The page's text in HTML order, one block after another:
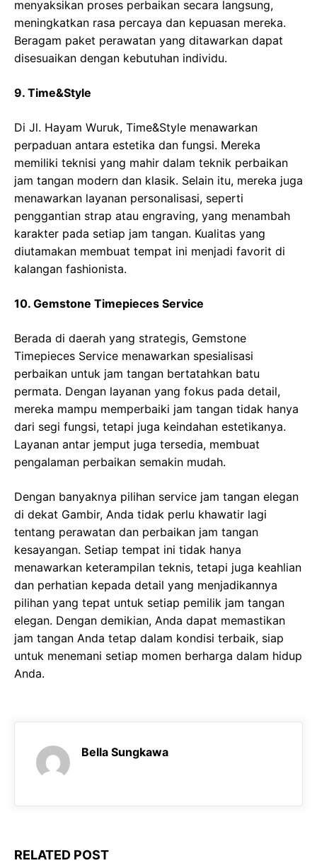
menyaksikan proses perbaikan secara langsung,
meningkatkan rasa percaya dan kepuasan mereka.
Beragam paket perawatan yang ditawarkan dapat
disesuaikan dengan kebutuhan individu.
9. Time&Style
Di Jl. Hayam Wuruk, Time&Style menawarkan
perpaduan antara estetika dan fungsi. Mereka
memiliki teknisi yang mahir dalam teknik perbaikan
jam tangan modern dan klasik. Selain itu, mereka juga
menawarkan layanan personalisasi, seperti
penggantian strap atau engraving, yang menambah
karakter pada setiap jam tangan. Kualitas yang
diutamakan membuat tempat ini menjadi favorit di
kalangan fashionista.
10. Gemstone Timepieces Service
Berada di daerah yang strategis, Gemstone
Timepieces Service menawarkan spesialisasi
perbaikan untuk jam tangan bertatahkan batu
permata. Dengan layanan yang fokus pada detail,
mereka mampu memperbaiki jam tangan tidak hanya
dari segi fungsi, tetapi juga keindahan estetikanya.
Layanan antar jemput juga tersedia, membuat
pengalaman perbaikan semakin mudah.
Dengan banyaknya pilihan service jam tangan elegan
di dekat Gambir, Anda tidak perlu khawatir lagi
tentang perawatan dan perbaikan jam tangan
kesayangan. Setiap tempat ini tidak hanya
menawarkan keterampilan teknis, tetapi juga keahlian
dan perhatian kepada detail yang menjadikannya
pilihan yang tepat untuk setiap pemilik jam tangan
elegan. Dengan demikian, Anda dapat memastikan
jam tangan Anda tetap dalam kondisi terbaik, siap
untuk menemani setiap momen berharga dalam hidup
Anda.
Bella Sungkawa
RELATED POST